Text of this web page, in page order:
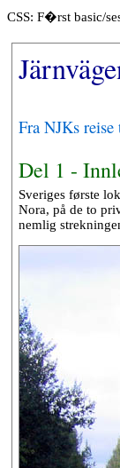
CSS: F�rst basic/
Fra NJKs
Del 1 -
Sveriges første
Nora, på de to
nemlig